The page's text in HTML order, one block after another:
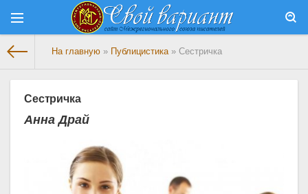
На главную » Публицистика» Сестричка
Сестричка
Анна Драй